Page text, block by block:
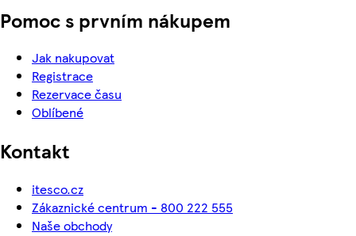
Pomoc s prvním nákupem
Jak nakupovat
Registrace
Rezervace času
Oblíbené
Kontakt
itesco.cz
Zákaznické centrum - 800 222 555
Naše obchody